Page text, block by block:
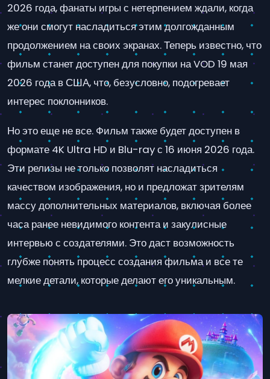
2026 года, фанаты игры с нетерпением ждали, когда
же они смогут насладиться этим долгожданным
продолжением на своих экранах. Теперь известно, что
фильм станет доступен для покупки на VOD 19 мая
2026 года в США, что, безусловно, подогревает
интерес поклонников.
Но это еще не все. Фильм также будет доступен в
формате 4K Ultra HD и Blu-ray с 16 июня 2026 года.
Эти релизы не только позволят насладиться
качеством изображения, но и предложат зрителям
массу дополнительных материалов, включая более
часа ранее невидимого контента и закулисные
интервью с создателями. Это даст возможность
глубже понять процесс создания фильма и все те
мелкие детали, которые делают его уникальным.